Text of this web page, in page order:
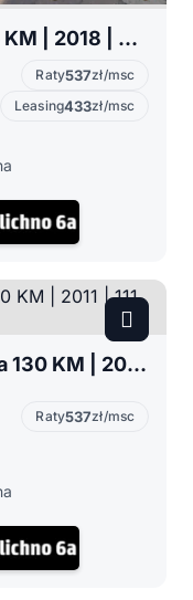
Peugeot 2008 I 1.6 HDi 105 KM | 2018 | Biała Perła | 114 000 km
Raty537zł/msc
Leasing433zł/msc
Kia Sportage III 1.6 Benzyna 130 KM | 2011 | 111 200 km
Raty537zł/msc